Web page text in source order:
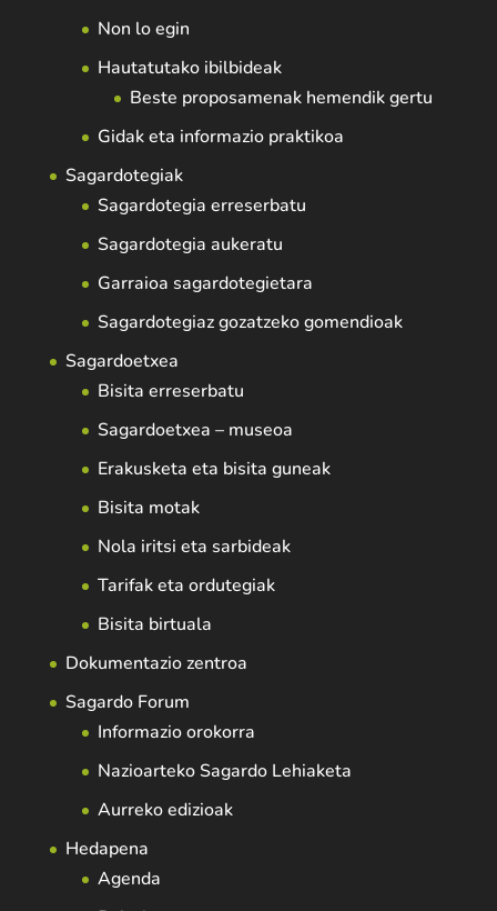
Non lo egin
Hautatutako ibilbideak
Beste proposamenak hemendik gertu
Gidak eta informazio praktikoa
Sagardotegiak
Sagardotegia erreserbatu
Sagardotegia aukeratu
Garraioa sagardotegietara
Sagardotegiaz gozatzeko gomendioak
Sagardoetxea
Bisita erreserbatu
Sagardoetxea – museoa
Erakusketa eta bisita guneak
Bisita motak
Nola iritsi eta sarbideak
Tarifak eta ordutegiak
Bisita birtuala
Dokumentazio zentroa
Sagardo Forum
Informazio orokorra
Nazioarteko Sagardo Lehiaketa
Aurreko edizioak
Hedapena
Agenda